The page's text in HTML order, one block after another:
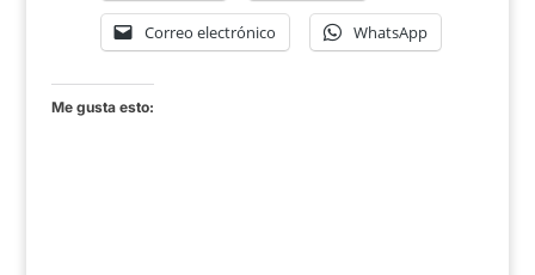
Correo electrónico WhatsApp
Me gusta esto: